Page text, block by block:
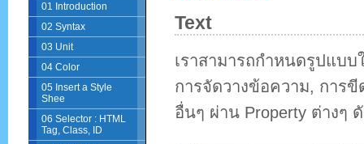
01 Introduction
02 Syntax
03 Unit
04 Color
05 Insert a Style
Shee
06 Selector : HTML
Tag, Class, ID
Text
เราสามารถกำหนดรูปแบ
การจัดวางข้อความ, การ
อื่นๆ ผ่าน Property ต่างๆ